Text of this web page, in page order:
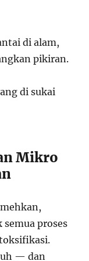
di alam,
pikiran.
di sukai
Mikro
proses
— dan